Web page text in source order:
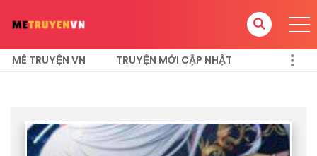
MÊ TRUYỆN VN TRUYỆN MỚI CẬP NHẬT